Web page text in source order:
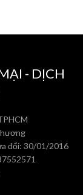
- DỊCH
đổi: 30/01/2016